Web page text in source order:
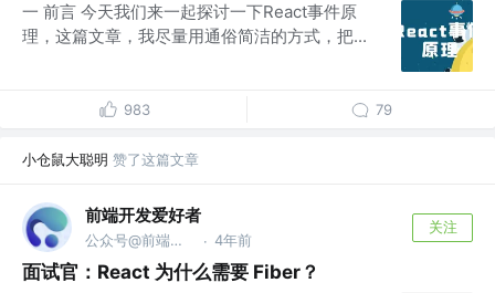
一 前言 今天我们来一起探讨一下React事件原
理，这篇文章，我尽量用通俗简洁的方式，把...
983 79
小仓鼠大聪明 赞了这篇文章
前端开发爱好者
公众号@前端开发爱好者 · 4年前
关注
面试官：React 为什么需要 Fiber？